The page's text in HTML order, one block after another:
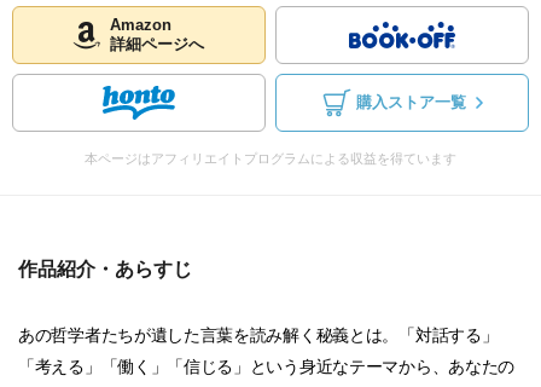
Amazon
詳細ページへ
購入ストア一覧
本ページはアフィリエイトプログラムによる収益を得ています
作品紹介・あらすじ
あの哲学者たちが遺した言葉を読み解く秘義とは。「対話する」
「考える」「働く」「信じる」という身近なテーマから、あなたの